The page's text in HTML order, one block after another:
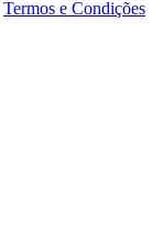
Termos e Condições